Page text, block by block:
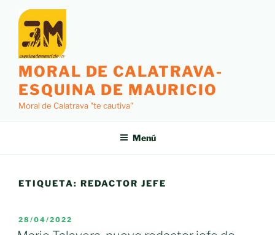
contenido
MORAL DE CALATRAVA-
ESQUINA DE MAURICIO
Moral de Calatrava "te cautiva"
Menú
ETIQUETA: REDACTOR JEFE
PUBLICADO
EL
28/04/2022